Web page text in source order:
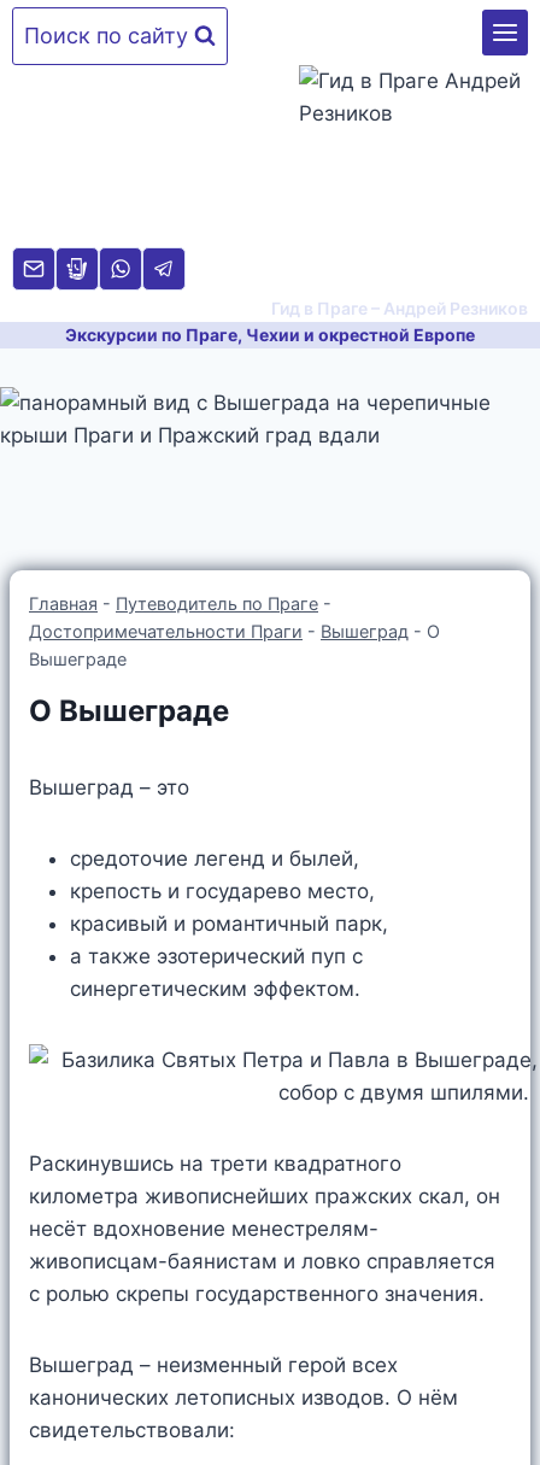
Перейти
Поиск по сайту
Гид в Праге – Андрей Резников
Экскурсии по Праге, Чехии и окрестной Европе
Главная - Путеводитель по Праге -
Достопримечательности Праги - Вышеград - О
Вышеграде
О Вышеграде
Вышеград – это
средоточие легенд и былей,
крепость и государево место,
красивый и романтичный парк,
а также эзотерический пуп с
синергетическим эффектом.
Раскинувшись на трети квадратного
километра живописнейших пражских скал, он
несёт вдохновение менестрелям-
живописцам-баянистам и ловко справляется
с ролью скрепы государственного значения.
Вышеград – неизменный герой всех
канонических летописных изводов. О нём
свидетельствовали: